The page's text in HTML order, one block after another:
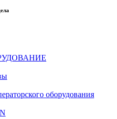
оборудования